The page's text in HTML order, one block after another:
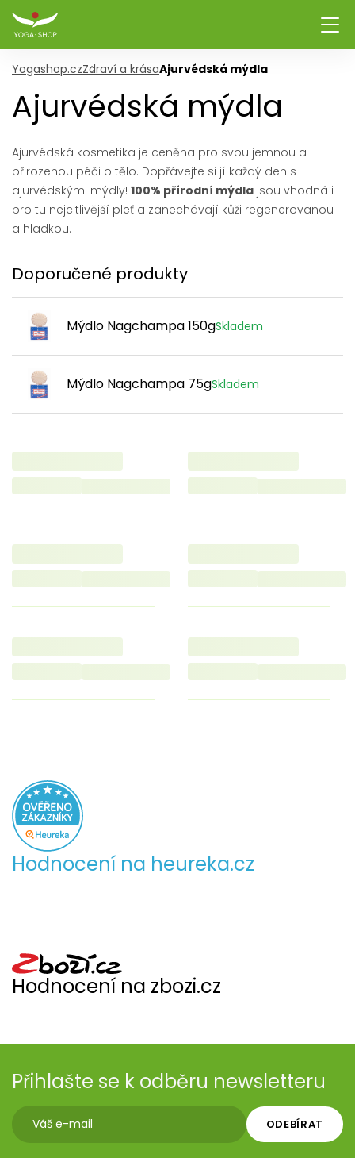
Yogashop.czZdraví a krásaAjurvédská mýdla
Ajurvédská mýdla
Ajurvédská kosmetika je ceněna pro svou jemnou a
přirozenou péči o tělo. Dopřávejte si jí každý den s
ajurvédskými mýdly! 100% přírodní mýdla jsou vhodná i
pro tu nejcitlivější pleť a zanechávají kůži regenerovanou
a hladkou.
Doporučené produkty
Mýdlo Nagchampa 150gSkladem
Mýdlo Nagchampa 75gSkladem
Hodnocení na heureka.cz
Hodnocení na zbozi.cz
Přihlašte se k odběru newsletteru
ODEBÍRAT